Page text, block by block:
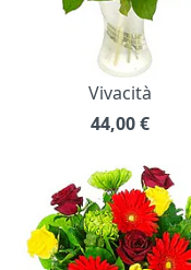
Vivacità
44,00€